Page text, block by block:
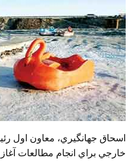
اسحاق جهانگيري، معاون اول
خارجي براي انجام مطالعات